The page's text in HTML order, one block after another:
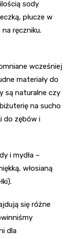
sody
płucze w
ręczniku.
wcześniej
materiały do
są naturalne czy
na sucho
do zębów i
i mydła –
włosianą
się różne
dla